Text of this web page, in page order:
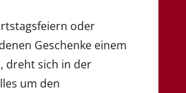
oder
Geschenke einem
dreht sich in der
um den